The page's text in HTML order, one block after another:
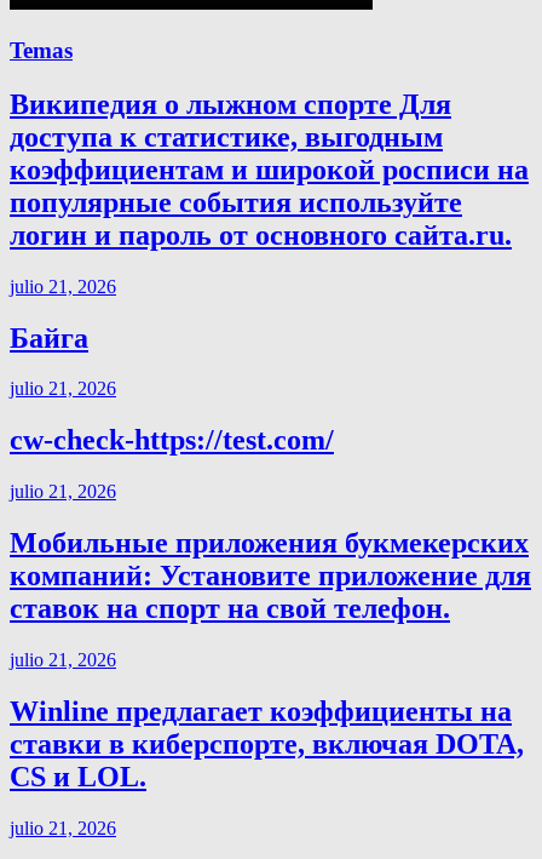
Temas
Википедия о лыжном спорте Для
доступа к статистике, выгодным
коэффициентам и широкой росписи на
популярные события используйте
логин и пароль от основного сайта.ru.
julio 21, 2026
Байга
julio 21, 2026
cw-check-https://test.com/
julio 21, 2026
Мобильные приложения букмекерских
компаний: Установите приложение для
ставок на спорт на свой телефон.
julio 21, 2026
Winline предлагает коэффициенты на
ставки в киберспорте, включая DOTA,
CS и LOL.
julio 21, 2026